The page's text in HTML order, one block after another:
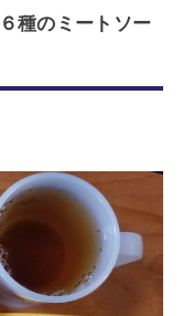
種のミートソー